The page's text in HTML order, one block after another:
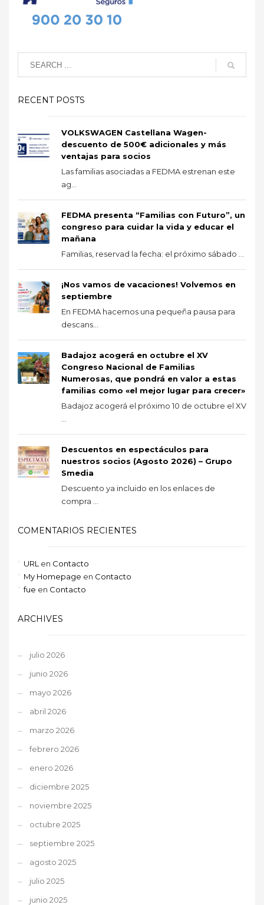
RECENT POSTS
VOLKSWAGEN Castellana Wagen-
descuento de 500€ adicionales y más
ventajas para socios
Las familias asociadas a FEDMA estrenan este
ag...
FEDMA presenta “Familias con Futuro”, un
congreso para cuidar la vida y educar el
mañana
Familias, reservad la fecha: el próximo sábado ...
¡Nos vamos de vacaciones! Volvemos en
septiembre
En FEDMA hacemos una pequeña pausa para
descans...
Badajoz acogerá en octubre el XV
Congreso Nacional de Familias
Numerosas, que pondrá en valor a estas
familias como «el mejor lugar para crecer»
Badajoz acogerá el próximo 10 de octubre el XV
Descuentos en espectáculos para
nuestros socios (Agosto 2026) – Grupo
Smedia
Descuento ya incluido en los enlaces de
compra ...
COMENTARIOS RECIENTES
URL en Contacto
My Homepage en Contacto
fue en Contacto
ARCHIVES
julio 2026
junio 2026
mayo 2026
abril 2026
marzo 2026
febrero 2026
enero 2026
diciembre 2025
noviembre 2025
octubre 2025
septiembre 2025
agosto 2025
julio 2025
junio 2025